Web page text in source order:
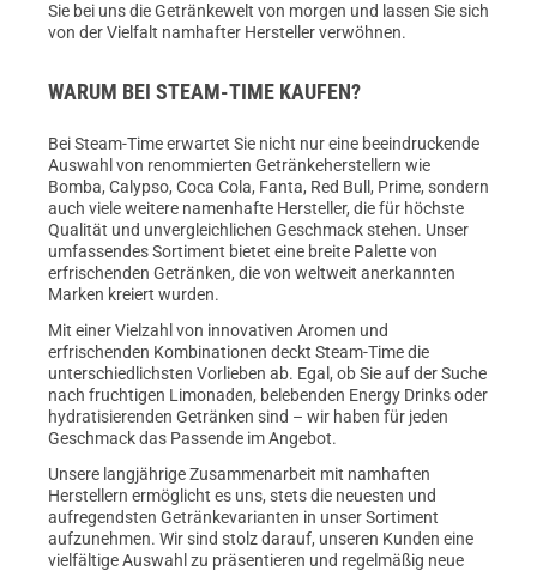
Sie bei uns die Getränkewelt von morgen und lassen Sie sich
von der Vielfalt namhafter Hersteller verwöhnen.
WARUM BEI STEAM-TIME KAUFEN?
Bei Steam-Time erwartet Sie nicht nur eine beeindruckende
Auswahl von renommierten Getränkeherstellern wie
Bomba, Calypso, Coca Cola, Fanta, Red Bull, Prime, sondern
auch viele weitere namenhafte Hersteller, die für höchste
Qualität und unvergleichlichen Geschmack stehen. Unser
umfassendes Sortiment bietet eine breite Palette von
erfrischenden Getränken, die von weltweit anerkannten
Marken kreiert wurden.
Mit einer Vielzahl von innovativen Aromen und
erfrischenden Kombinationen deckt Steam-Time die
unterschiedlichsten Vorlieben ab. Egal, ob Sie auf der Suche
nach fruchtigen Limonaden, belebenden Energy Drinks oder
hydratisierenden Getränken sind – wir haben für jeden
Geschmack das Passende im Angebot.
Unsere langjährige Zusammenarbeit mit namhaften
Herstellern ermöglicht es uns, stets die neuesten und
aufregendsten Getränkevarianten in unser Sortiment
aufzunehmen. Wir sind stolz darauf, unseren Kunden eine
vielfältige Auswahl zu präsentieren und regelmäßig neue